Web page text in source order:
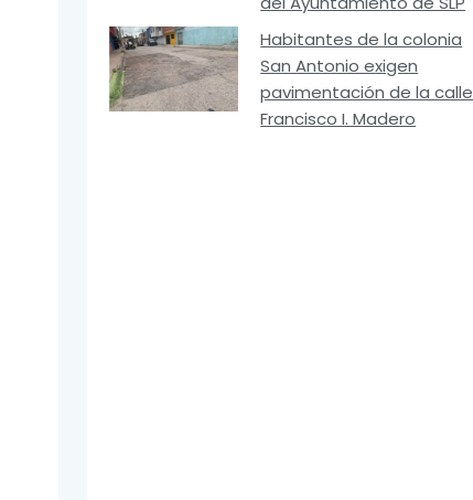
Habitantes de la colonia
San Antonio exigen
pavimentación de la calle
Francisco I. Madero